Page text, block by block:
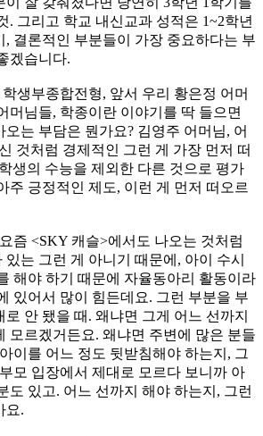
. 그리고 학교 내신교과 성적은 1~2학년
, 결론적인 부분들이 가장 중요하다는 부
겠습니다.
생부종합전형, 앞서 우리 황은정 어머
머님들, 학종이란 이야기를 딱 들으면
는 부담은 뭔가요? 김영주 어머님, 어
것처럼 경제적인 그런 게 가장 먼저 떠
생의 수능을 제외한 다른 것으로 평가
주 긍정적인 제도, 이런 게 먼저 떠오르
즘 <SKY 캐슬>에서도 나오는 것처럼
는 그런 게 아니기 때문에, 아이 수시
해야 하기 때문에 자율동아리 활동이라
있어서 많이 힘든데요. 그런 부분을 부
안 됐을 때. 왜냐면 그게 어느 선까지
모르겠거든요. 왜냐면 주변에 많은 분들
이를 어느 정도 뒷받침해야 하는지, 그
모 입장에서 제대로 모르다 보니까 아
도 있고. 어느 선까지 해야 하는지, 그런
요.